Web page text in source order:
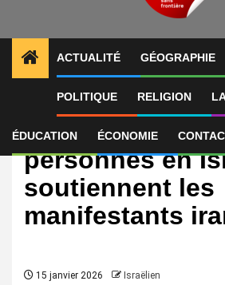
ACTUALITÉ GÉOGRAPHIE
POLITIQUE RELIGION
ÉDUCATION ÉCONOMIE
International
Des centaines
personnes en
soutiennent les
manifestants
15 janvier 2026 Israëlien